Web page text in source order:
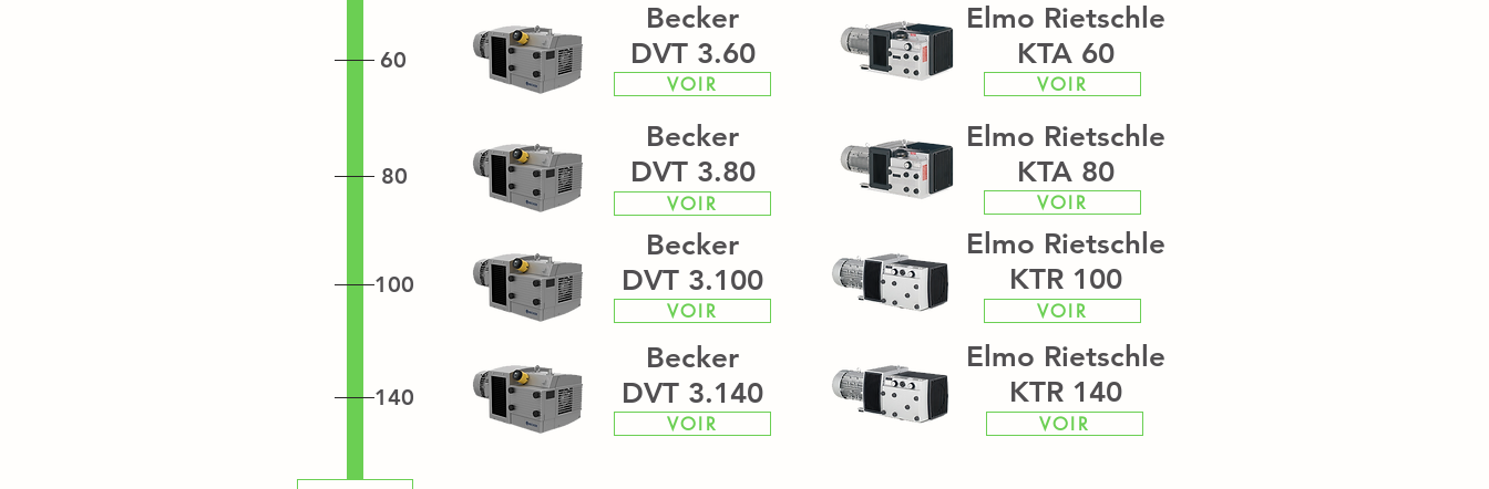
60
80
100
140
Becker
DVT 3.60
VOIR
Becker
DVT 3.80
VOIR
Becker
DVT 3.100
VOIR
Becker
DVT 3.140
VOIR
Elmo Rietschle
KTA 60
VOIR
Elmo Rietschle
KTA 80
VOIR
Elmo Rietschle
KTR 100
VOIR
Elmo Rietschle
KTR 140
VOIR